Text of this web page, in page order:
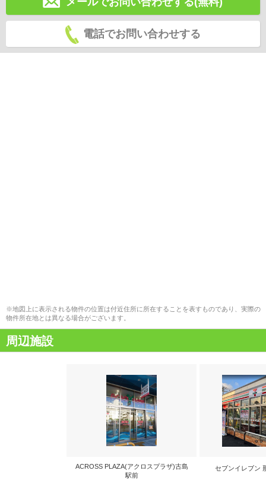
電話でお問い合わせする
※地図上に表示される物件の位置は付近住所に所在することを表すものであり、実際の
物件所在地とは異なる場合がございます。
周辺施設
ACROSS PLAZA(アクロスプラザ)古島
駅前
セブンイレブン